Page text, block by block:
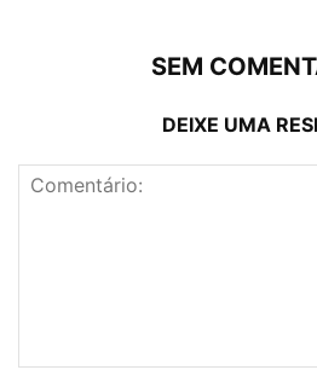
SEM
DEIXE UMA